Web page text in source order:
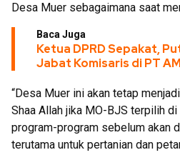
Desa Muer sebagaimana saat
Baca Juga
Ketua DPRD Sepakat,
Jabat Komisaris di PT
“Desa Muer ini akan tetap
Shaa Allah jika MO-BJS terpilih
program-program sebelum akan
terutama untuk pertanian dan